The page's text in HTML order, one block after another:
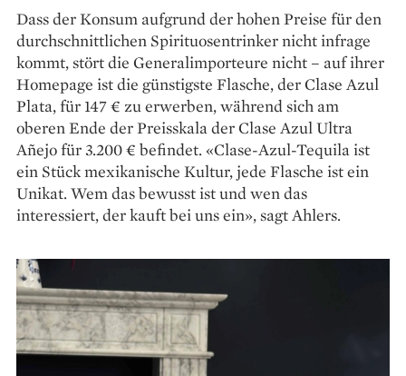
Dass der Konsum aufgrund der hohen Preise für den
durchschnittlichen Spirituosentrinker nicht infrage
kommt, stört die Generalimporteure nicht – auf ihrer
Homepage ist die günstigste Flasche, der Clase Azul
Plata, für 147 € zu erwerben, während sich am
oberen Ende der Preisskala der Clase Azul Ultra
Añejo für 3.200 € befindet. «Clase-Azul-Tequila ist
ein Stück mexikanische Kultur, jede Flasche ist ein
Unikat. Wem das bewusst ist und wen das
interessiert, der kauft bei uns ein», sagt Ahlers.